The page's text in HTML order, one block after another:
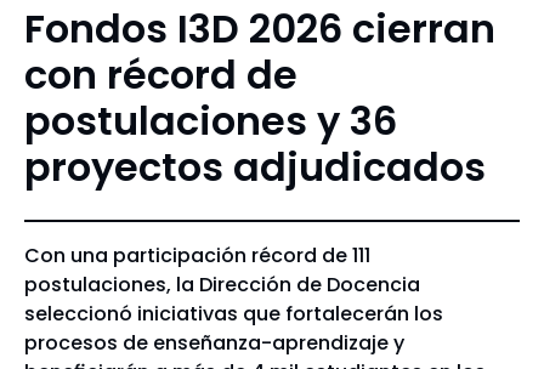
Fondos I3D 2026 cierran
con récord de
postulaciones y 36
proyectos adjudicados
Con una participación récord de 111
postulaciones, la Dirección de Docencia
seleccionó iniciativas que fortalecerán los
procesos de enseñanza-aprendizaje y